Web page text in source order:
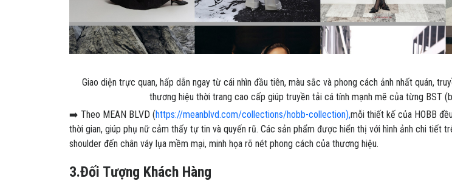
Giao diện trực quan, hấp dẫn ngay từ cái nhìn đầu tiên, màu sắc và phong cách ảnh nhất quán,
thương hiệu thời trang cao cấp giúp truyền tải cá tính mạnh mẽ của từng BST
➡️ Theo MEAN BLVD (https://meanblvd.com/collections/hobb-collection),mỗi thiết kế của HOBB
thời gian, giúp phụ nữ cảm thấy tự tin và quyến rũ. Các sản phẩm được hiển thị với hình ảnh chi tiết
shoulder đến chân váy lụa mềm mại, minh họa rõ nét phong cách của thương hiệu.
3.Đối Tượng Khách Hàng